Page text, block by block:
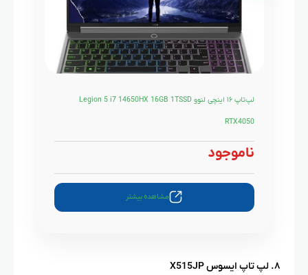
لپ‌تاپ ۱۶ اینچی لنوو Legion 5 i7 14650HX 16GB 1TSSD
RTX4050
ناموجود
مشاهده بیشتر
۸. لپ تاپ ایسوس X515JP